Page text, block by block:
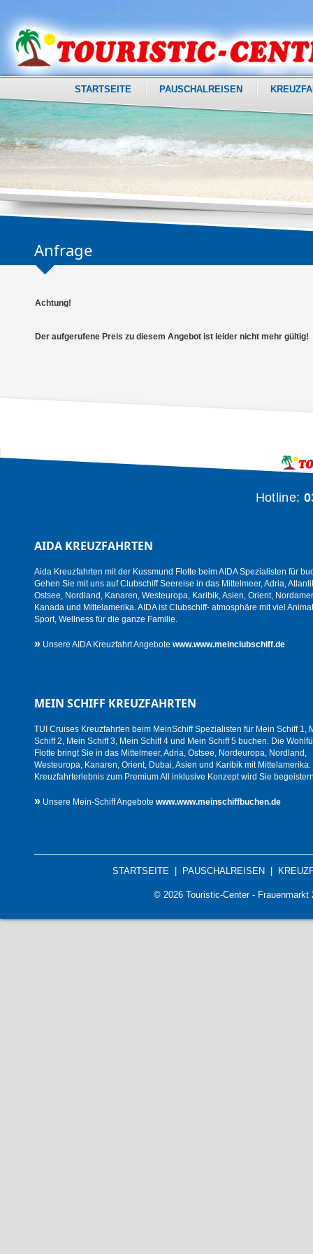
STARTSEITE PAUSCHALREISEN
Anfrage
Achtung!
Der aufgerufene Preis zu diesem Angebot ist leider nicht mehr gültig!
Hotline:
AIDA KREUZFAHRTEN
Aida Kreuzfahrten mit der Kussmund Flotte beim AIDA Spezialisten für
Gehen Sie mit uns auf Clubschiff Seereise in das Mittelmeer, Adria,
Ostsee, Nordland, Kanaren, Westeuropa, Karibik, Asien, Orient,
Kanada und Mittelamerika. AIDA ist Clubschiff- atmosphäre mit viel
Sport, Wellness für die ganze Familie.
» Unsere AIDA Kreuzfahrt Angebote www.www.meinclubschiff.de
MEIN SCHIFF KREUZFAHRTEN
TUI Cruises Kreuzfahrten beim MeinSchiff Spezialisten für Mein Schiff 1,
Schiff 2, Mein Schiff 3, Mein Schiff 4 und Mein Schiff 5 buchen. Die
Flotte bringt Sie in das Mittelmeer, Adria, Ostsee, Nordeuropa, Nordland,
Westeuropa, Kanaren, Orient, Dubai, Asien und Karibik mit Mittelamerika.
Kreuzfahrterlebnis zum Premium All inklusive Konzept wird Sie
» Unsere Mein-Schiff Angebote www.www.meinschiffbuchen.de
STARTSEITE| PAUSCHALREISEN
© 2026 Touristic-Center -